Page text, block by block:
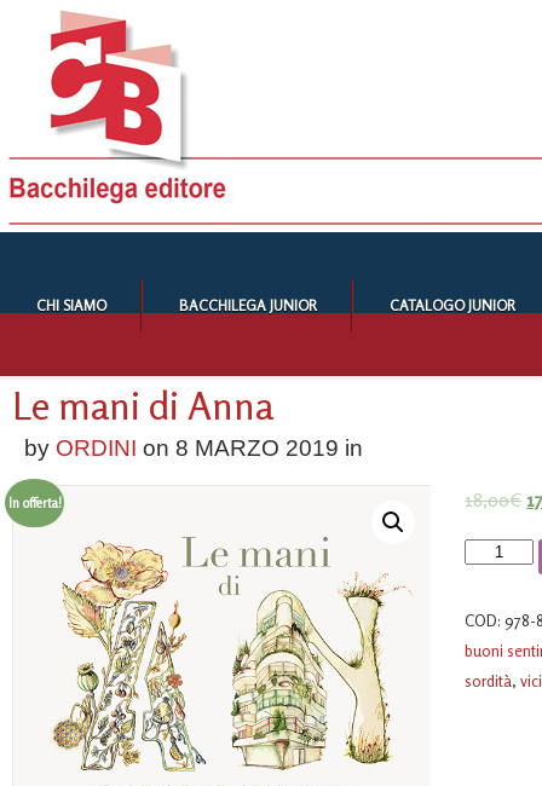
CHI SIAMO BACCHILEGA JUNIOR CATALOGO JUNIOR
Le mani di Anna
by ORDINI on 8 MARZO 2019 in
In offerta! 18,00€
di
Anna
quantità
COD:978-
buoni
sordità,